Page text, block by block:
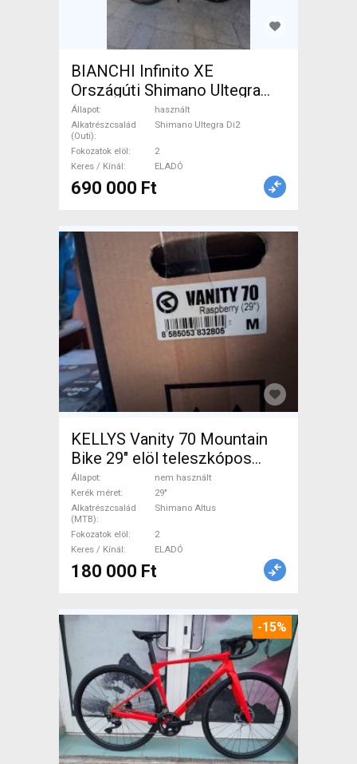
BIANCHI Infinito XE
Országúti Shimano Ultegra
Di2 tárcsafék használt ELADÓ
Állapot
használt
Alkatrészcsalád
(Outi)
Shimano Ultegra Di2
Fokozatok elöl
2
Keres / Kínál
ELADÓ
690 000 Ft
KELLYS Vanity 70 Mountain
Bike 29" elöl teleszkópos
Shimano Altus nem használt
ELADÓ
Állapot
nem használt
Kerék méret
29"
Alkatrészcsalád
(MTB)
Shimano Altus
Fokozatok elöl
2
Keres / Kínál
ELADÓ
180 000 Ft
-15%